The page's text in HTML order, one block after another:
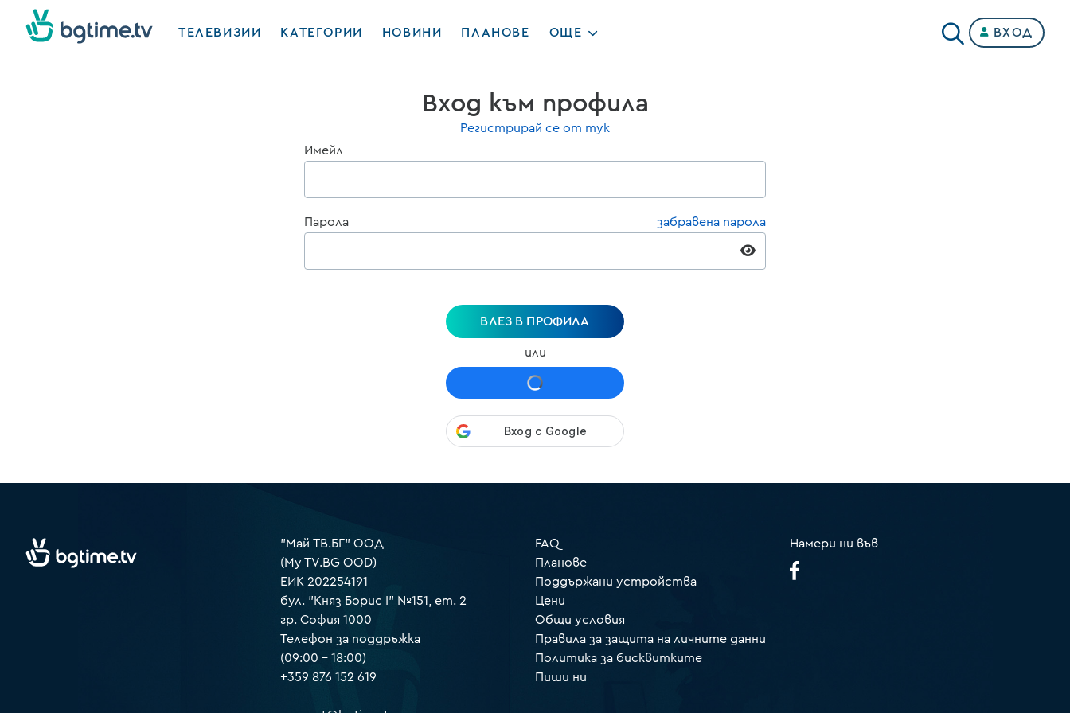
ТЕЛЕВИЗИИ КАТЕГОРИИ НОВИНИ ПЛАНОВЕ ОЩЕ ВХОД
Вход към профила
Регистрирай се от тук
Имейл
Парола забравена парола
ВЛЕЗ В ПРОФИЛА
или
"Май ТВ.БГ" ООД
(My TV.BG OOD)
ЕИК 202254191
бул. "Княз Борис I" №151, ет. 2
гр. София 1000
Телефон за поддръжка
(09:00 – 18:00)
+359 876 152 619
FAQ
Планове
Поддържани устройства
Цени
Общи условия
Правила за защита на личните данни
Политика за бисквитките
Пиши ни
Намери ни във